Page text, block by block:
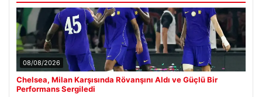
08/08/2026
Chelsea, Milan Karşısında Rövanşını Aldı ve Güçlü Bir
Performans Sergiledi